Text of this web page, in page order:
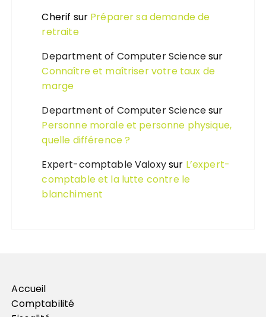
Cherif sur Préparer sa demande de
retraite
Department of Computer Sciencesur
Connaître et maîtriser votre taux de
marge
Department of Computer Sciencesur
Personne morale et personne physique,
quelle différence ?
Expert-comptable Valoxysur L’expert-
comptable et la lutte contre le
blanchiment
Accueil
Comptabilité